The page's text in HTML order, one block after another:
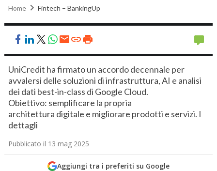
Home Fintech – BankingUp
UniCredit ha firmato un accordo decennale per
avvalersi delle soluzioni di infrastruttura, AI e analisi
dei dati best-in-class di Google Cloud.
Obiettivo: semplificare la propria
architettura digitale e migliorare prodotti e servizi. I
dettagli
Pubblicato il 13 mag 2025
Aggiungi tra i preferiti su Google